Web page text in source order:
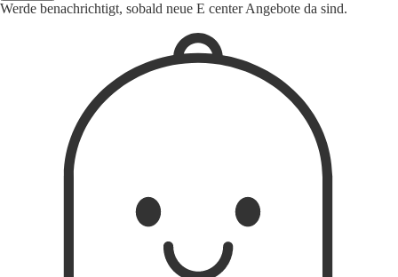
Werde benachrichtigt, sobald neue E center Angebote da sind.